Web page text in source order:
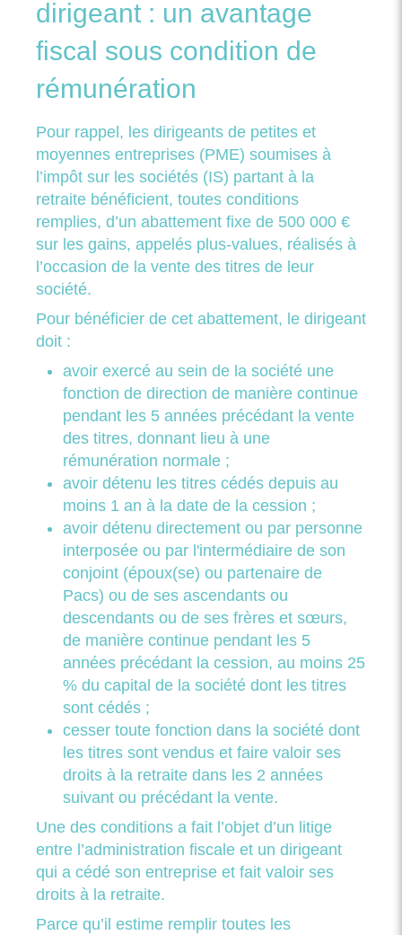
dirigeant : un avantage
fiscal sous condition de
rémunération
Pour rappel, les dirigeants de petites et
moyennes entreprises (PME) soumises à
l’impôt sur les sociétés (IS) partant à la
retraite bénéficient, toutes conditions
remplies, d’un abattement fixe de 500 000 €
sur les gains, appelés plus-values, réalisés à
l’occasion de la vente des titres de leur
société.
Pour bénéficier de cet abattement, le dirigeant
doit :
avoir exercé au sein de la société une
fonction de direction de manière continue
pendant les 5 années précédant la vente
des titres, donnant lieu à une
rémunération normale ;
avoir détenu les titres cédés depuis au
moins 1 an à la date de la cession ;
avoir détenu directement ou par personne
interposée ou par l'intermédiaire de son
conjoint (époux(se) ou partenaire de
Pacs) ou de ses ascendants ou
descendants ou de ses frères et sœurs,
de manière continue pendant les 5
années précédant la cession, au moins 25
% du capital de la société dont les titres
sont cédés ;
cesser toute fonction dans la société dont
les titres sont vendus et faire valoir ses
droits à la retraite dans les 2 années
suivant ou précédant la vente.
Une des conditions a fait l’objet d’un litige
entre l’administration fiscale et un dirigeant
qui a cédé son entreprise et fait valoir ses
droits à la retraite.
Parce qu’il estime remplir toutes les